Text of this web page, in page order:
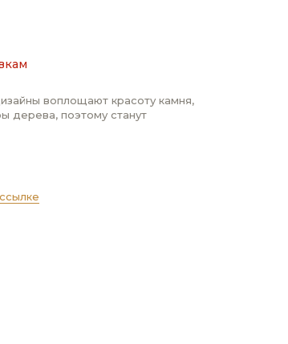
воплощают красоту камня,
дерева, поэтому станут
ссылке